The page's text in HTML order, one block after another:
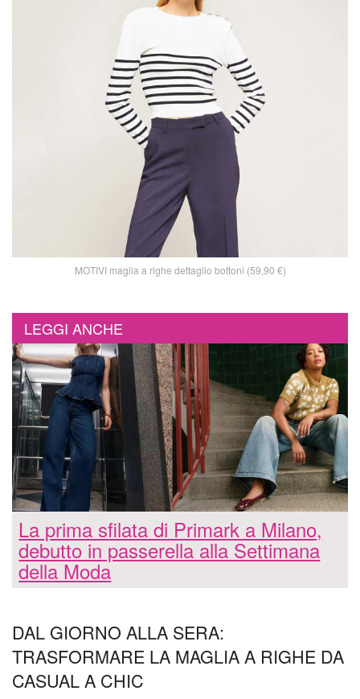
MOTIVI maglia a righe dettaglio bottoni (59,90 €)
LEGGI ANCHE
La prima sfilata di Primark a Milano,
debutto in passerella alla Settimana
della Moda
DAL GIORNO ALLA SERA:
TRASFORMARE LA MAGLIA A RIGHE DA
CASUAL A CHIC